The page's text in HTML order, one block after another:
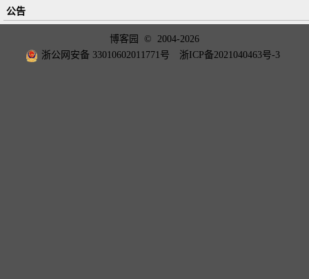
公告
博客园
© 2004-2026
浙公网安备 33010602011771号
浙ICP备2021040463号-3